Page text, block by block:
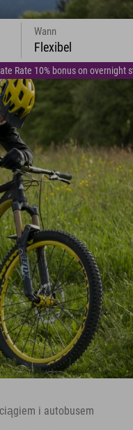
Rate 10% bonus on overnight
Wann
Flexibel
i autobusem